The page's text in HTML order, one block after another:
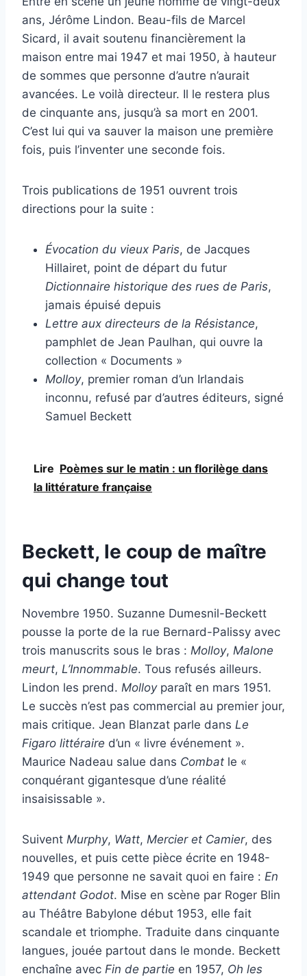
ans, Jérôme Lindon. Beau-fils de Marcel
Sicard, il avait soutenu financièrement la
maison entre mai 1947 et mai 1950, à hauteur
de sommes que personne d’autre n’aurait
avancées. Le voilà directeur. Il le restera plus
de cinquante ans, jusqu’à sa mort en 2001.
C’est lui qui va sauver la maison une première
fois, puis l’inventer une seconde fois.
Trois publications de 1951 ouvrent trois
directions pour la suite :
Évocation du vieux Paris, de Jacques
Hillairet, point de départ du futur
Dictionnaire historique des rues de Paris,
jamais épuisé depuis
Lettre aux directeurs de la Résistance,
pamphlet de Jean Paulhan, qui ouvre la
collection « Documents »
Molloy, premier roman d’un Irlandais
inconnu, refusé par d’autres éditeurs, signé
Samuel Beckett
Lire Poèmes sur le matin : un florilège dans
la littérature française
Beckett, le coup de maître
qui change tout
Novembre 1950. Suzanne Dumesnil-Beckett
pousse la porte de la rue Bernard-Palissy avec
trois manuscrits sous le bras : Molloy, Malone
meurt, L’Innommable. Tous refusés ailleurs.
Lindon les prend. Molloyparaît en mars 1951.
Le succès n’est pas commercial au premier jour,
mais critique. Jean Blanzat parle dans Le
Figaro littéraire d’un « livre événement ».
Maurice Nadeau salue dans Combat le «
conquérant gigantesque d’une réalité
insaisissable ».
Suivent Murphy, Watt, Mercier et Camier, des
nouvelles, et puis cette pièce écrite en 1948-
1949 que personne ne savait quoi en faire : En
attendant Godot. Mise en scène par Roger Blin
au Théâtre Babylone début 1953, elle fait
scandale et triomphe. Traduite dans cinquante
langues, jouée partout dans le monde. Beckett
enchaîne avec Fin de partie en 1957, Oh les